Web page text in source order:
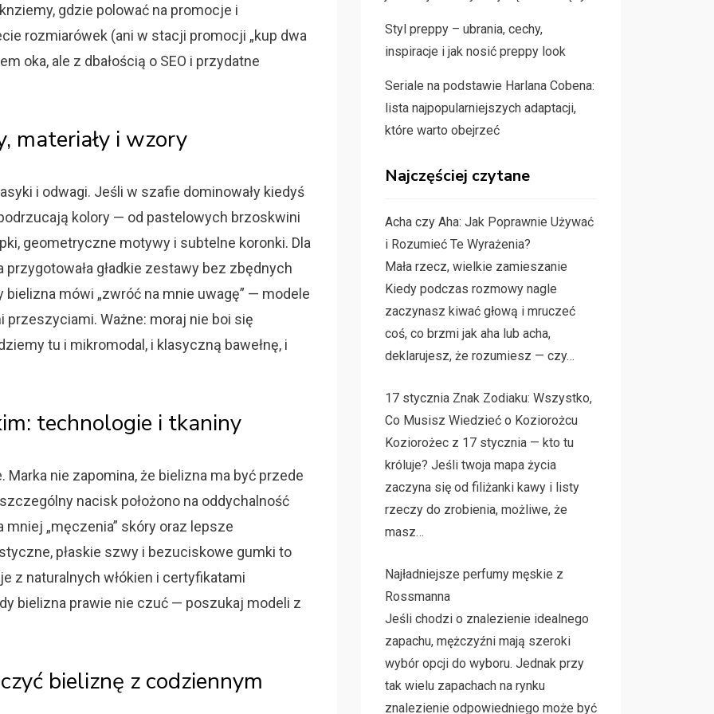
gdzie polować na promocje i
rozmiarówek (ani w stacji promocji „kup dwa
oka, ale z dbałością o SEO i przydatne
materiały i wzory
i odwagi. Jeśli w szafie dominowały kiedyś
kolory — od pastelowych brzoskwini
geometryczne motywy i subtelne koronki. Dla
gładkie zestawy bez zbędnych
mówi „zwróć na mnie uwagę” — modele
Ważne: moraj nie boi się
tu i mikromodal, i klasyczną bawełnę, i
technologie i tkaniny
nie zapomina, że bielizna ma być przede
nacisk położono na oddychalność
„męczenia” skóry oraz lepsze
płaskie szwy i bezuciskowe gumki to
z naturalnych włókien i certyfikatami
bielizna prawie nie czuć — poszukaj modeli z
bieliznę z codziennym
Styl preppy – ubrania, cechy,
inspiracje i jak nosić preppy look
Seriale na podstawie Harlana Cobena:
lista najpopularniejszych adaptacji,
które warto obejrzeć
Najczęściej czytane
Acha czy Aha: Jak Poprawnie Używać
i Rozumieć Te Wyrażenia?
Mała rzecz, wielkie zamieszanie
Kiedy podczas rozmowy nagle
zaczynasz kiwać głową i mruczeć
coś, co brzmi jak aha lub acha,
deklarujesz, że rozumiesz — czy…
17 stycznia Znak Zodiaku: Wszystko,
Co Musisz Wiedzieć o Koziorożcu
Koziorożec z 17 stycznia — kto tu
króluje? Jeśli twoja mapa życia
zaczyna się od filiżanki kawy i listy
rzeczy do zrobienia, możliwe, że
masz…
Najładniejsze perfumy męskie z
Rossmanna
Jeśli chodzi o znalezienie idealnego
zapachu, mężczyźni mają szeroki
wybór opcji do wyboru. Jednak przy
tak wielu zapachach na rynku
znalezienie odpowiedniego może być